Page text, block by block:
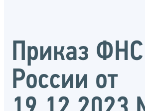
Приказ ФНС
России от